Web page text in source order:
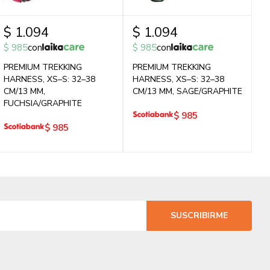
$ 1.094
$ 985con
PREMIUM TREKKING
HARNESS, XS–S: 32–38
CM/13 MM,
FUCHSIA/GRAPHITE
$ 985
$ 1.094
$ 985con
PREMIUM TREKKING
HARNESS, XS–S: 32–38
CM/13 MM, SAGE/GRAPHITE
$ 985
SUSCRIBIRME